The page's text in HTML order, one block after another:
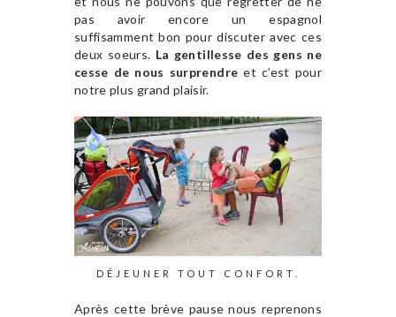
pas avoir encore un espagnol
suffisamment bon pour discuter avec ces
deux soeurs. La gentillesse des gens ne
cesse de nous surprendre et c’est pour
notre plus grand plaisir.
DÉJEUNER TOUT CONFORT.
Après cette brève pause nous reprenons